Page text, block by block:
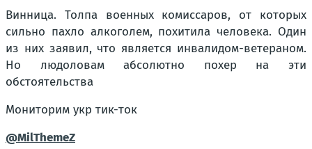
Винница. Толпа военных комиссаров, от которых
сильно пахло алкоголем, похитила человека. Один
из них заявил, что является инвалидом-ветераном.
Но людоловам абсолютно похер на эти
обстоятельства
Мониторим укр тик-ток
@MilThemeZ